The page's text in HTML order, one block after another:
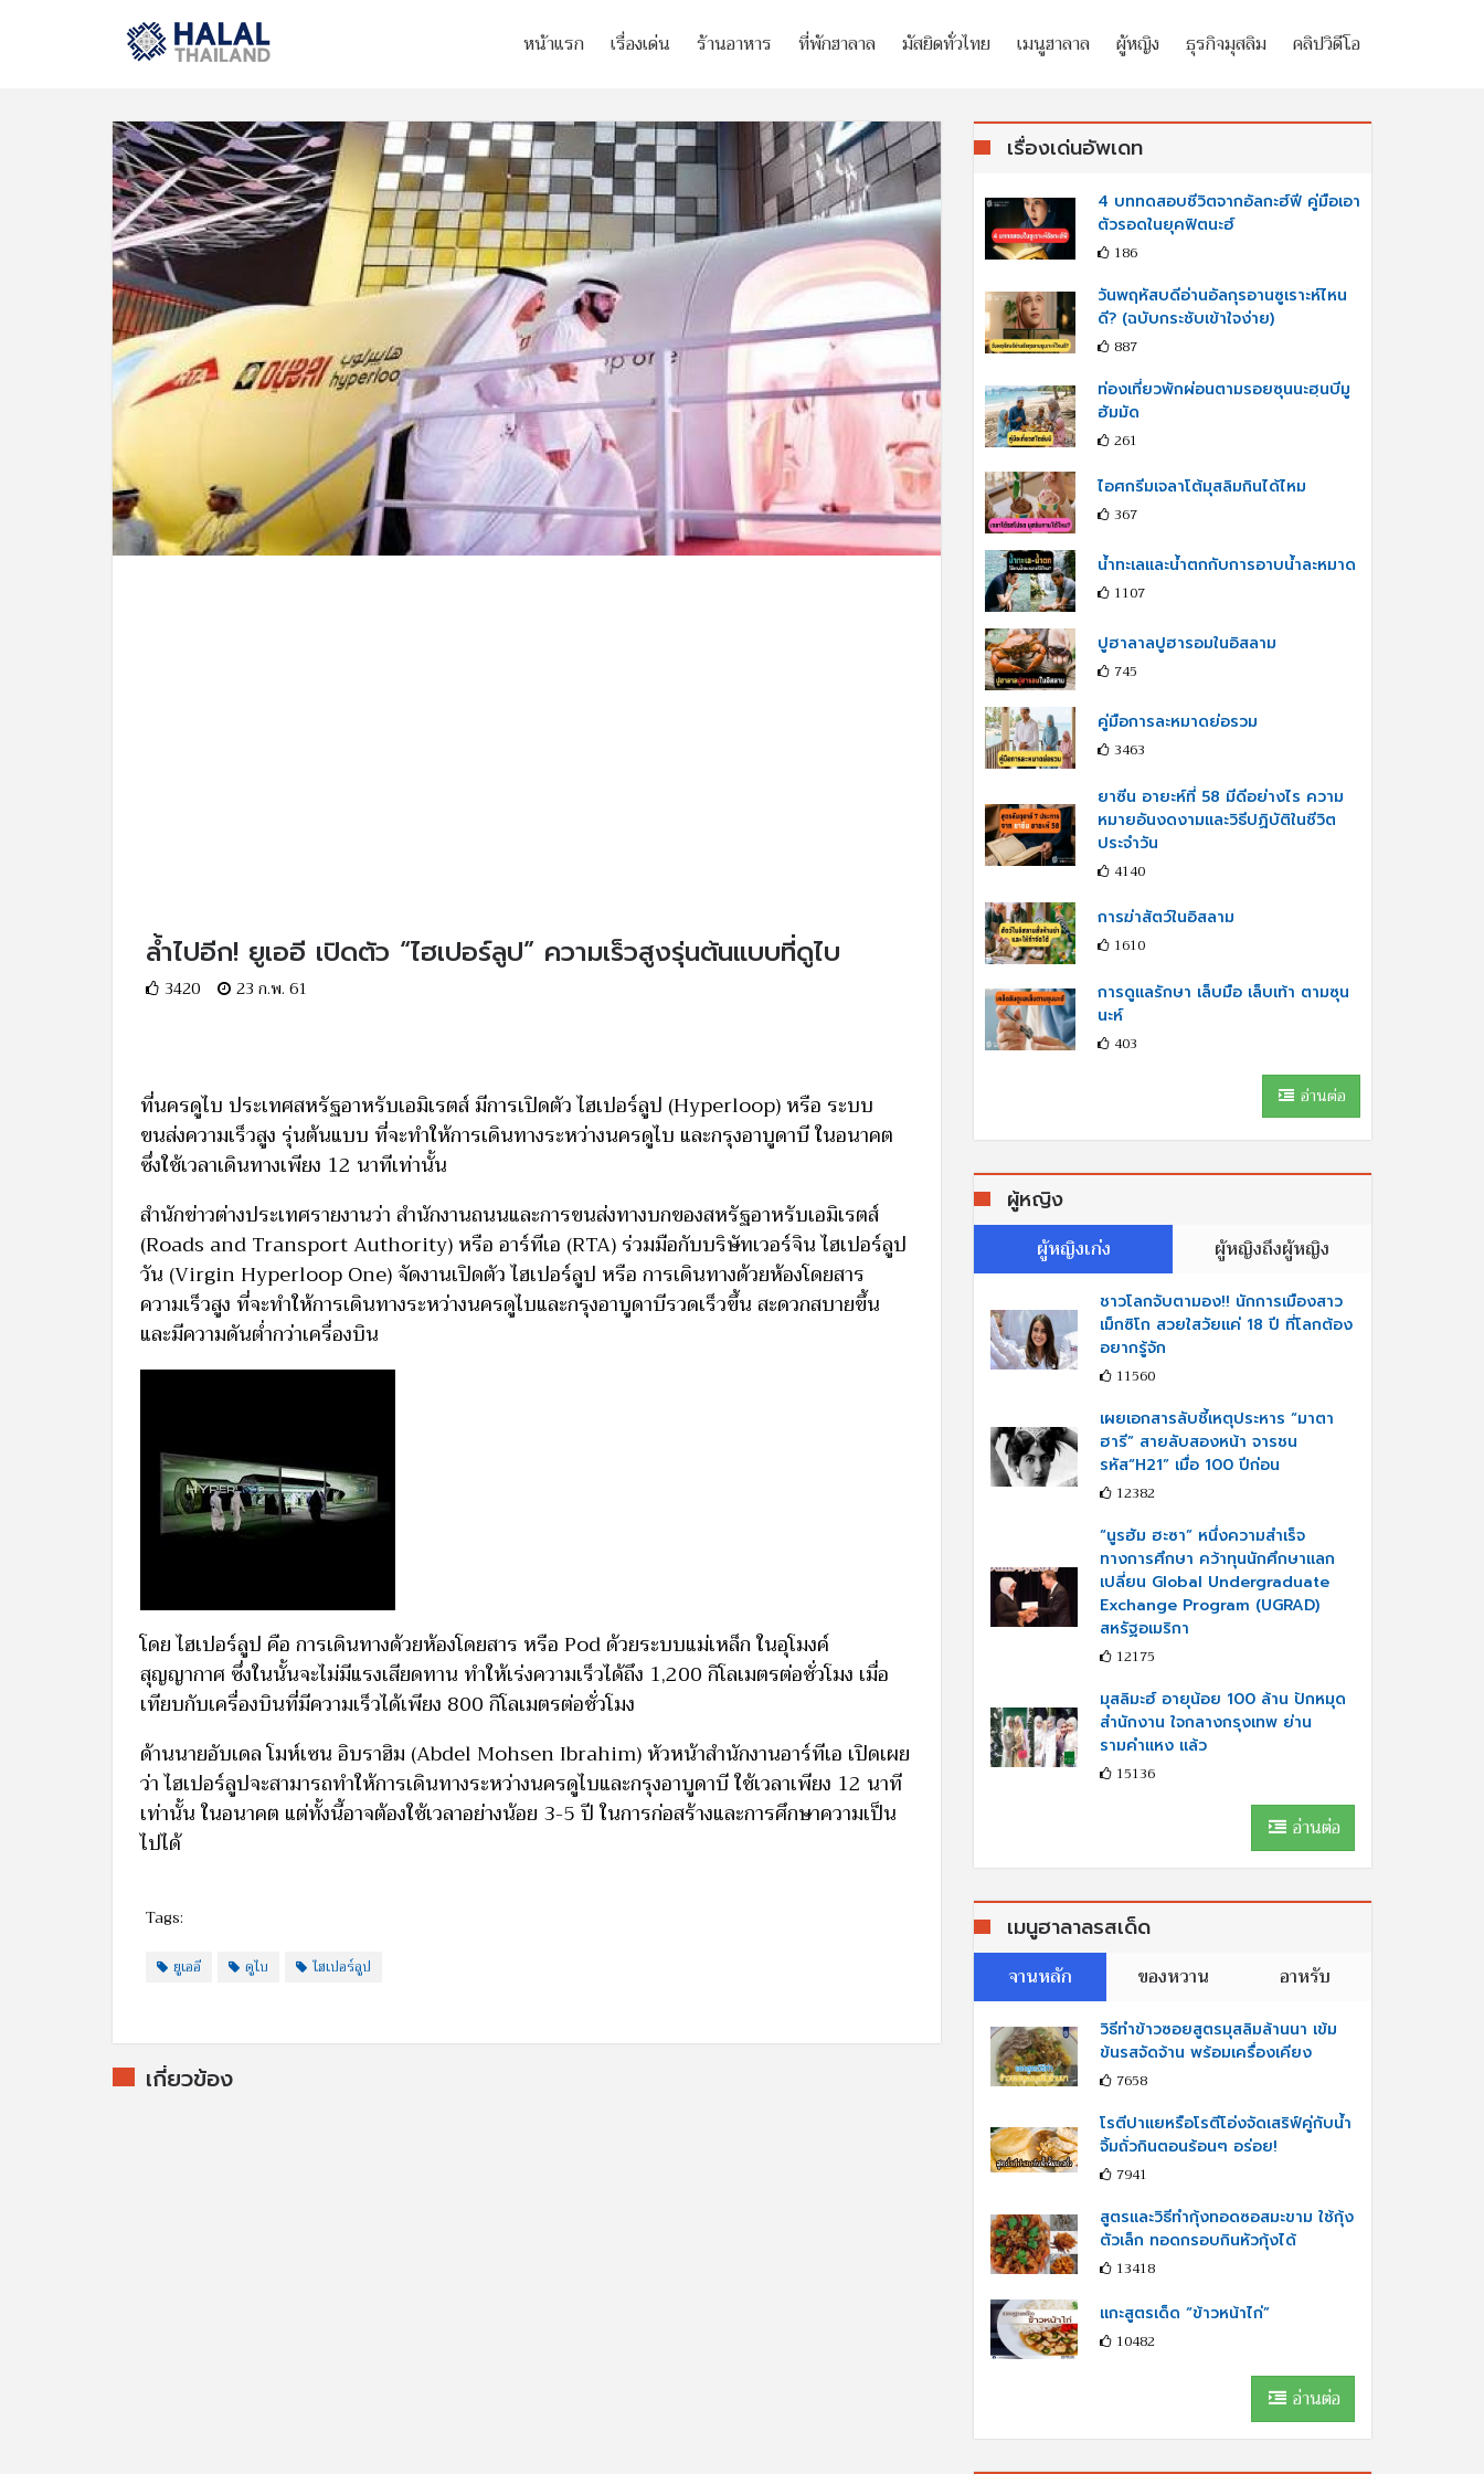
หน้าแรก เรื่องเด่น ร้านอาหาร ที่พักฮาลาล มัสยิดทั่วไทย เมนูฮาลาล ผู้หญิง ธุรกิจมุสลิม คลิปวิดีโอ
ล้ำไปอีก! ยูเออี เปิดตัว “ไฮเปอร์ลูป” ความเร็วสูงรุ่นต้นแบบที่ดูไบ
3420 23 ก.พ. 61
ที่นครดูไบ ประเทศสหรัฐอาหรับเอมิเรตส์ มีการเปิดตัว ไฮเปอร์ลูป (Hyperloop) หรือ ระบบ
ขนส่งความเร็วสูง รุ่นต้นแบบ ที่จะทำให้การเดินทางระหว่างนครดูไบ และกรุงอาบูดาบี ในอนาคต
ซึ่งใช้เวลาเดินทางเพียง 12 นาทีเท่านั้น
สำนักข่าวต่างประเทศรายงานว่า สำนักงานถนนและการขนส่งทางบกของสหรัฐอาหรับเอมิเรตส์
(Roads and Transport Authority) หรือ อาร์ทีเอ (RTA) ร่วมมือกับบริษัทเวอร์จิน ไฮเปอร์ลูป
วัน (Virgin Hyperloop One) จัดงานเปิดตัว ไฮเปอร์ลูป หรือ การเดินทางด้วยห้องโดยสาร
ความเร็วสูง ที่จะทำให้การเดินทางระหว่างนครดูไบและกรุงอาบูดาบีรวดเร็วขึ้น สะดวกสบายขึ้น
และมีความดันต่ำกว่าเครื่องบิน
โดย ไฮเปอร์ลูป คือ การเดินทางด้วยห้องโดยสาร หรือ Pod ด้วยระบบแม่เหล็ก ในอุโมงค์
สุญญากาศ ซึ่งในนั้นจะไม่มีแรงเสียดทาน ทำให้เร่งความเร็วได้ถึง 1,200 กิโลเมตรต่อชั่วโมง เมื่อ
เทียบกับเครื่องบินที่มีความเร็วได้เพียง 800 กิโลเมตรต่อชั่วโมง
ด้านนายอับเดล โมห์เซน อิบราฮิม (Abdel Mohsen Ibrahim) หัวหน้าสำนักงานอาร์ทีเอ เปิดเผย
ว่า ไฮเปอร์ลูปจะสามารถทำให้การเดินทางระหว่างนครดูไบและกรุงอาบูดาบี ใช้เวลาเพียง 12 นาที
เท่านั้น ในอนาคต แต่ทั้งนี้อาจต้องใช้เวลาอย่างน้อย 3-5 ปี ในการก่อสร้างและการศึกษาความเป็น
ไปได้
Tags:
ยูเออี ดูไบ ไฮเปอร์ลูป
เกี่ยวข้อง
เรื่องเด่นอัพเดท
4 บททดสอบชีวิตจากอัลกะฮ์ฟี คู่มือเอา
ตัวรอดในยุคฟิตนะฮ์
186
วันพฤหัสบดีอ่านอัลกุรอานซูเราะห์ไหน
ดี? (ฉบับกระชับเข้าใจง่าย)
887
ท่องเที่ยวพักผ่อนตามรอยซุนนะฮฺนบีมู
ฮัมมัด
261
ไอศกรีมเจลาโต้มุสลิมกินได้ไหม
367
น้ำทะเลและน้ำตกกับการอาบน้ำละหมาด
1107
ปูฮาลาลปูฮารอมในอิสลาม
745
คู่มือการละหมาดย่อรวม
3463
ยาซีน อายะห์ที่ 58 มีดีอย่างไร ความ
หมายอันงดงามและวิธีปฏิบัติในชีวิต
ประจำวัน
4140
การฆ่าสัตว์ในอิสลาม
1610
การดูแลรักษา เล็บมือ เล็บเท้า ตามซุน
นะห์
403
อ่านต่อ
ผู้หญิง
ผู้หญิงเก่ง
ผู้หญิงถึงผู้หญิง
ชาวโลกจับตามอง!! นักการเมืองสาว
เม็กซิโก สวยใสวัยแค่ 18 ปี ที่โลกต้อง
อยากรู้จัก
11560
เผยเอกสารลับชี้เหตุประหาร “มาตา
ฮารี” สายลับสองหน้า จารชน
รหัส“H21” เมื่อ 100 ปีก่อน
12382
“นูรฮัม ฮะซา” หนึ่งความสำเร็จ
ทางการศึกษา คว้าทุนนักศึกษาแลก
เปลี่ยน Global Undergraduate
Exchange Program (UGRAD)
สหรัฐอเมริกา
12175
มุสลิมะฮ์ อายุน้อย 100 ล้าน ปักหมุด
สำนักงาน ใจกลางกรุงเทพ ย่าน
รามคำแหง แล้ว
15136
อ่านต่อ
เมนูฮาลาลรสเด็ด
จานหลัก
ของหวาน อาหรับ
วิธีทำข้าวซอยสูตรมุสลิมล้านนา เข้ม
ข้นรสจัดจ้าน พร้อมเครื่องเคียง
7658
โรตีปาแยหรือโรตีโอ่งจัดเสริฟ์คู่กับนํ้า
จิ้มถั่วกินตอนร้อนๆ อร่อย!
7941
สูตรและวิธีทำกุ้งทอดซอสมะขาม ใช้กุ้ง
ตัวเล็ก ทอดกรอบกินหัวกุ้งได้
13418
แกะสูตรเด็ด “ข้าวหน้าไก่”
10482
อ่านต่อ